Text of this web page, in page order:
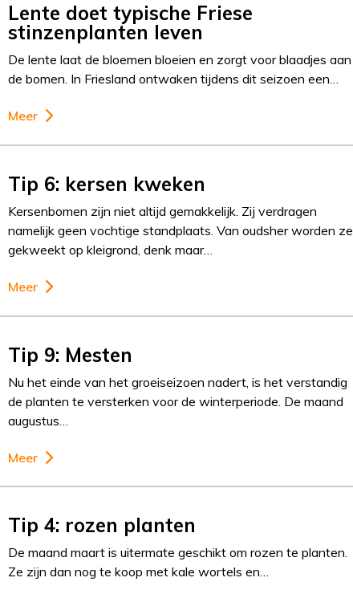
Lente doet typische Friese
stinzenplanten leven
De lente laat de bloemen bloeien en zorgt voor blaadjes aan
de bomen. In Friesland ontwaken tijdens dit seizoen een…
Meer
Tip 6: kersen kweken
Kersenbomen zijn niet altijd gemakkelijk. Zij verdragen
namelijk geen vochtige standplaats. Van oudsher worden ze
gekweekt op kleigrond, denk maar…
Meer
Tip 9: Mesten
Nu het einde van het groeiseizoen nadert, is het verstandig
de planten te versterken voor de winterperiode. De maand
augustus…
Meer
Tip 4: rozen planten
De maand maart is uitermate geschikt om rozen te planten.
Ze zijn dan nog te koop met kale wortels en…